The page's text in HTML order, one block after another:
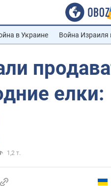
в Украине Война Израиля
елки:
1,2 т.